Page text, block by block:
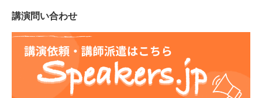
講演問い合わせ